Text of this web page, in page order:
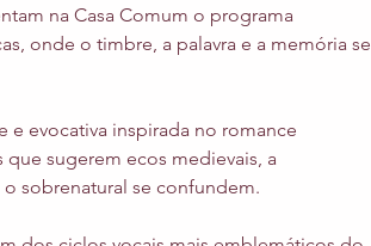
na Casa Comum o programa
onde o timbre, a palavra e a memória se
e evocativa inspirada no romance
sugerem ecos medievais, a
sobrenatural se confundem.